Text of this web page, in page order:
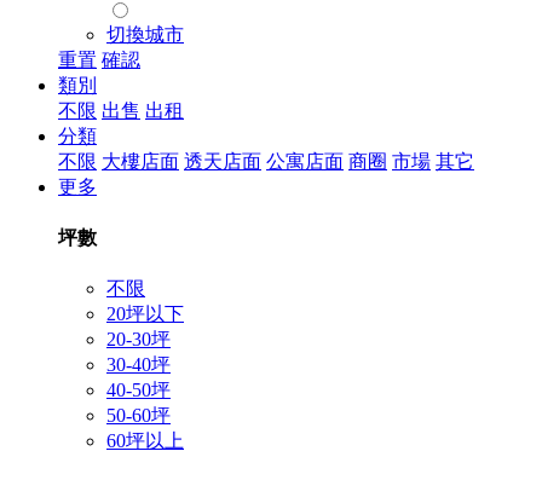
切換城市
重置 確認
類別
不限 出售 出租
分類
不限 大樓店面 透天店面 公寓店面 商圈 市場 其它
更多
坪數
不限
20坪以下
20-30坪
30-40坪
40-50坪
50-60坪
60坪以上